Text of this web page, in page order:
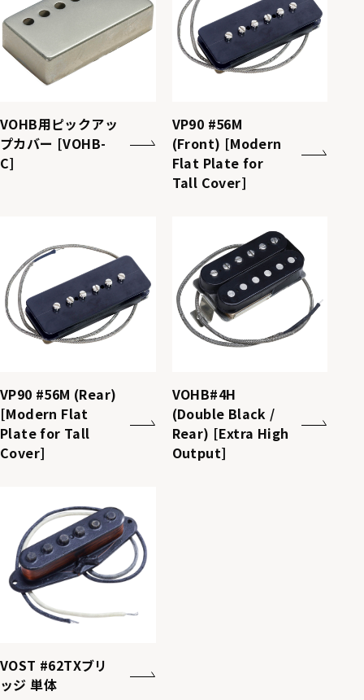
VOHB用ピックアッ
プカバー [VOHB-
C]
VP90 #56M
(Front) [Modern
Flat Plate for
Tall Cover]
VP90 #56M (Rear)
[Modern Flat
Plate for Tall
Cover]
VOHB#4H
(Double Black /
Rear) [Extra High
Output]
VOST #62TXブリ
ッジ 単体